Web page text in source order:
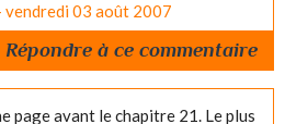
vendredi 03 août 2007
Répondre à ce commentaire
page avant le chapitre 21. Le plus